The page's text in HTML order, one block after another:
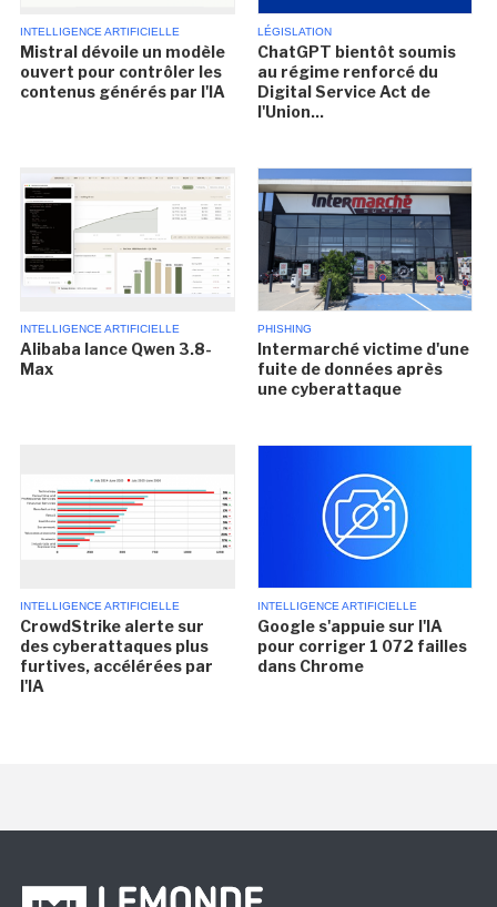
INTELLIGENCE ARTIFICIELLE
Mistral dévoile un modèle
ouvert pour contrôler les
contenus générés par l'IA
LÉGISLATION
ChatGPT bientôt soumis
au régime renforcé du
Digital Service Act de
l'Union...
INTELLIGENCE ARTIFICIELLE
Alibaba lance Qwen 3.8-
Max
PHISHING
Intermarché victime d'une
fuite de données après
une cyberattaque
INTELLIGENCE ARTIFICIELLE
CrowdStrike alerte sur
des cyberattaques plus
furtives, accélérées par
l'IA
INTELLIGENCE ARTIFICIELLE
Google s'appuie sur l'IA
pour corriger 1 072 failles
dans Chrome